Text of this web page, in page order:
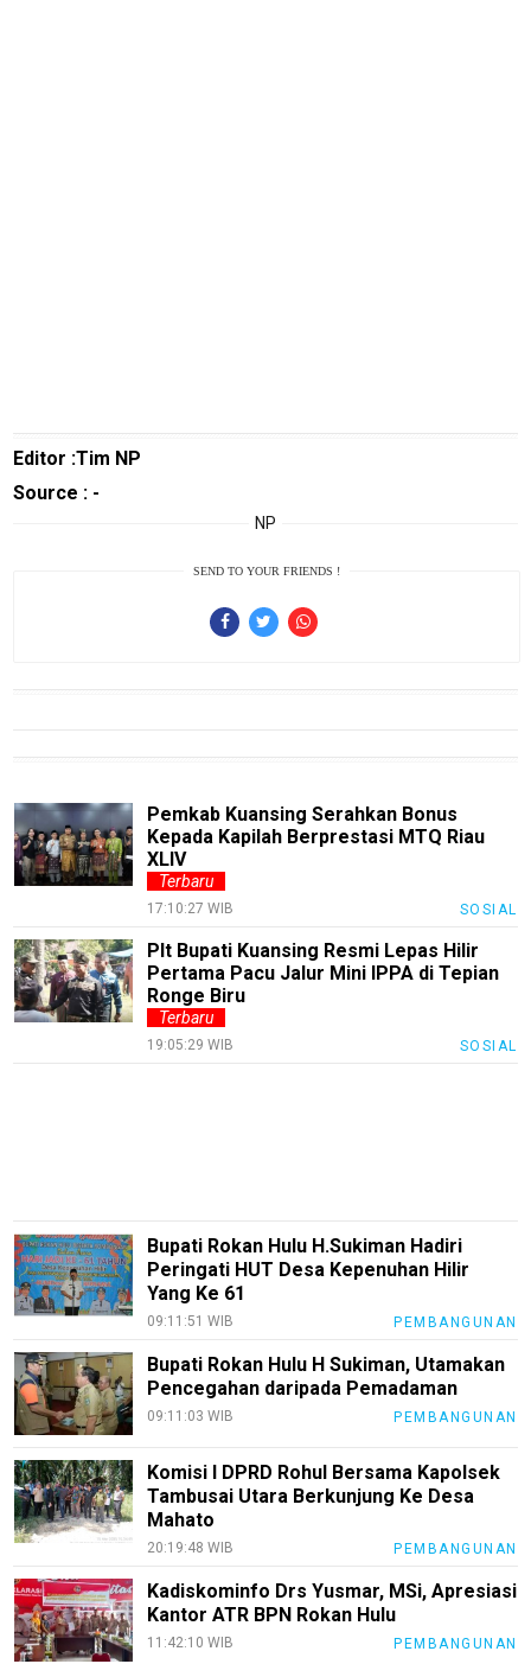
Editor :Tim NP
Source : -
NP
SEND TO YOUR FRIENDS !
Pemkab Kuansing Serahkan Bonus
Kepada Kapilah Berprestasi MTQ Riau
XLIV
Terbaru
17:10:27 WIB SOSIAL
Plt Bupati Kuansing Resmi Lepas Hilir
Pertama Pacu Jalur Mini IPPA di Tepian
Ronge Biru
Terbaru
19:05:29 WIB SOSIAL
Bupati Rokan Hulu H.Sukiman Hadiri
Peringati HUT Desa Kepenuhan Hilir
Yang Ke 61
09:11:51 WIB PEMBANGUNAN
Bupati Rokan Hulu H Sukiman, Utamakan
Pencegahan daripada Pemadaman
09:11:03 WIB PEMBANGUNAN
Komisi I DPRD Rohul Bersama Kapolsek
Tambusai Utara Berkunjung Ke Desa
Mahato
20:19:48 WIB PEMBANGUNAN
Kadiskominfo Drs Yusmar, MSi, Apresiasi
Kantor ATR BPN Rokan Hulu
11:42:10 WIB PEMBANGUNAN
Theme
TeknoPedia
Blog
Automotive
Guide
Trending
Economy
Tekno
Recipes
Loker
InfoKepri
KuansingTerkini
Bisnis
PotensiRohil
LabuhanBatu